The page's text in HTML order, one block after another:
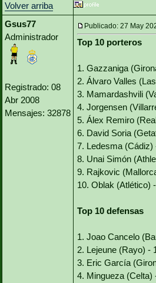
Volver arriba
Gsus77
Administrador
Registrado: 08
Abr 2008
Mensajes: 32878
Publicado: 27 May
Top 10 porteros
1. Gazzaniga
2. Álvaro Valles
3. Mamardashvili
4. Jorgensen
5. Álex Remiro
6. David Soria
7. Ledesma (Cádiz)
8. Unai Simón
9. Rajkovic
10. Oblak (Atlético)
Top 10 defensas
1. Joao Cancelo
2. Lejeune (Rayo) -
3. Eric García
4. Mingueza (Celta)